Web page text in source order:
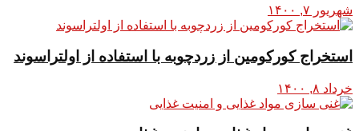
شهریور ۷, ۱۴۰۰
استخراج کورکومین از زردچوبه با استفاده از اولتراسوند
خرداد ۸, ۱۴۰۰